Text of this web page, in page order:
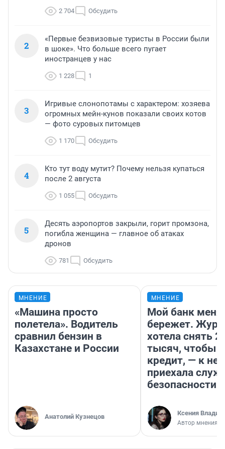
2 704 Обсудить
2
«Первые безвизовые туристы в России были
в шоке». Что больше всего пугает
иностранцев у нас
1 228 1
3
Игривые слонопотамы с характером: хозяева
огромных мейн-кунов показали своих котов
— фото суровых питомцев
1 170 Обсудить
4
Кто тут воду мутит? Почему нельзя купаться
после 2 августа
1 055 Обсудить
5
Десять аэропортов закрыли, горит промзона,
погибла женщина — главное об атаках
дронов
781 Обсудить
МНЕНИЕ
«Машина просто
полетела». Водитель
сравнил бензин в
Казахстане и России
Анатолий Кузнецов
МНЕНИЕ
Мой банк меня
бережет.
хотела снять
тысяч, чтобы
кредит, — к
приехала
безопасности
Ксения
Автор мнения